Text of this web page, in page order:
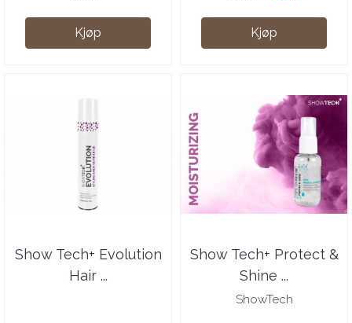
Kjøp Kjøp
Show Tech+ Evolution
Hair ...
Show Tech+ Protect &
Shine ...
ShowTech